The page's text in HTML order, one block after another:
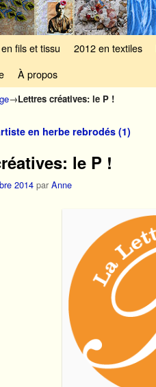
fils et tissu 2012 en textiles
À propos
→Lettres créatives: le P !
articles
en herbe rebrodés (1)
le P !
2014 par Anne